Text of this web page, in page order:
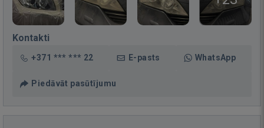
Kontakti
+371 *** *** 22 E-pasts WhatsApp
Piedāvāt pasūtījumu